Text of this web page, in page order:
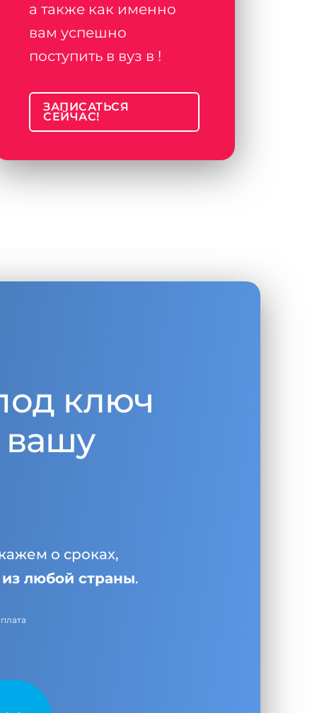
а также как именно
вам успешно
поступить в вуз в !
ЗАПИСАТЬСЯ
СЕЙЧАС!
ключ
о сроках,
из любой страны.